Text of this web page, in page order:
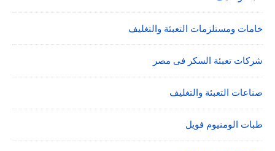
خامات ومستلزمات التعبئة والتغليف
شركات تعبئة السكر فى مصر
صناعات التعبئة والتغليف
طبات الومنيوم فويل